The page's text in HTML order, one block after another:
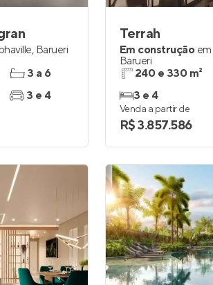
, Barueri
3 a 6
3 e 4
Terrah
Em construção em
Barueri
240 e 330 m²
3 e 4
Venda a partir de
R$ 3.857.586